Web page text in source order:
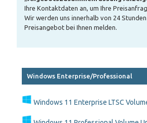
Ihre Kontaktdaten an, um Ihre
Wir werden uns innerhalb von 24
Preisangebot bei Ihnen melden.
Windows Enterprise/Professional
Windows 11 Enterprise LTSC